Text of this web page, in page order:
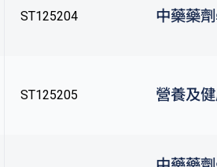
ST125204 中藥藥
ST125205 營養及